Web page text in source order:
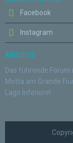
Facebook
Instagram
ABOUT US
Das führende
Motta am Grande
Lago Inferiore!